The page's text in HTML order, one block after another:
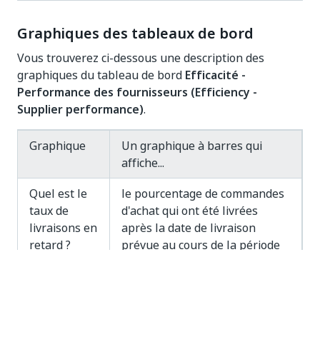
Graphiques des tableaux de bord
Vous trouverez ci-dessous une description des
graphiques du tableau de bord Efficacité -
Performance des fournisseurs (Efficiency -
Supplier performance).
Graphique
Un graphique à barres qui
affiche...
Quel est le
taux de
livraisons en
retard ?
le pourcentage de commandes
d'achat qui ont été livrées
après la date de livraison
prévue au cours de la période